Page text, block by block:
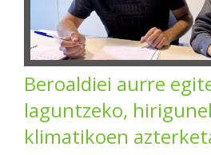
Beroaldiei aurre
laguntzeko,
klimatikoen